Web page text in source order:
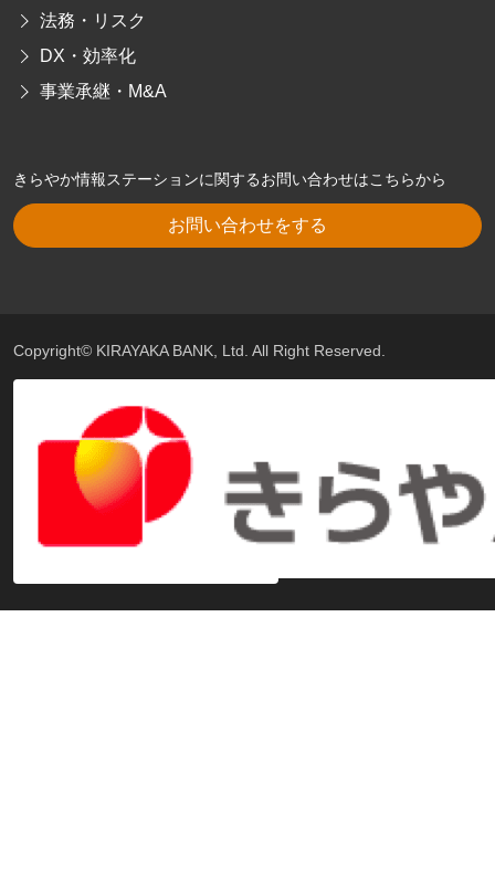
法務・リスク
DX・効率化
事業承継・M&A
きらやか情報ステーションに関するお問い合わせはこちらから
お問い合わせをする
Copyright© KIRAYAKA BANK, Ltd. All Right Reserved.